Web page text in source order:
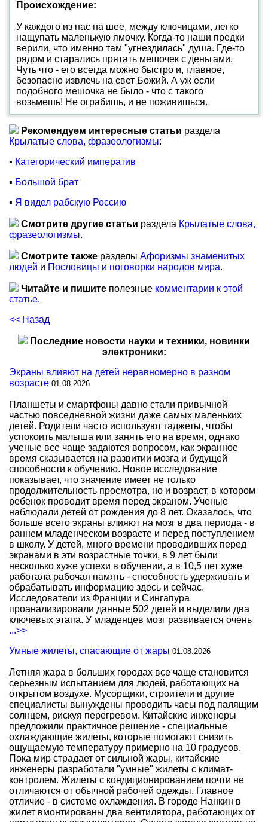
Происхождение:
У каждого из нас на шее, между ключицами, легко
нащупать маленькую ямочку. Когда-то наши предки
верили, что именно там "угнездилась" душа. Где-то
рядом и старались прятать мешочек с деньгами.
Чуть что - его всегда можно быстро и, главное,
безопасно извлечь на свет Божий. А уж если
подобного мешочка не было - что с такого
возьмешь! Не ограбишь, и не поживишься.
Рекомендуем интересные статьи раздела
Крылатые слова, фразеологизмы:
▪ Категорический императив
▪ Большой брат
▪ Я видел рабскую Россию
Смотрите другие статьи раздела Крылатые слова,
фразеологизмы.
Смотрите также разделы Афоризмы знаменитых
людей и Пословицы и поговорки народов мира.
Читайте и пишите полезные комментарии к этой
статье.
<< Назад
Последние новости науки и техники, новинки
электроники:
Экраны влияют на детей неравномерно в разном
возрасте 01.08.2026
Планшеты и смартфоны давно стали привычной
частью повседневной жизни даже самых маленьких
детей. Родители часто используют гаджеты, чтобы
успокоить малыша или занять его на время, однако
ученые все чаще задаются вопросом, как экранное
время сказывается на развитии мозга и будущей
способности к обучению. Новое исследование
показывает, что значение имеет не только
продолжительность просмотра, но и возраст, в котором
ребенок проводит время перед экраном. Ученые
наблюдали детей от рождения до 8 лет. Оказалось, что
больше всего экраны влияют на мозг в два периода - в
раннем младенческом возрасте и перед поступлением
в школу. У детей, много времени проводивших перед
экранами в эти возрастные точки, в 9 лет были
несколько хуже успехи в обучении, а в 10,5 лет хуже
работала рабочая память - способность удерживать и
обрабатывать информацию здесь и сейчас.
Исследователи из Франции и Сингапура
проанализировали данные 502 детей и выделили два
ключевых этапа. У младенцев мозг развивается очень
...>>
Умные жилеты, спасающие от жары 01.08.2026
Летняя жара в больших городах все чаще становится
серьезным испытанием для людей, работающих на
открытом воздухе. Мусорщики, строители и другие
специалисты вынуждены проводить часы под палящим
солнцем, рискуя перегревом. Китайские инженеры
предложили практичное решение - специальные
охлаждающие жилеты, которые помогают снизить
ощущаемую температуру примерно на 10 градусов.
Пока мир страдает от сильной жары, китайские
инженеры разработали "умные" жилеты с климат-
контролем. Жилеты с кондиционированием почти не
отличаются от обычной рабочей одежды. Главное
отличие - в системе охлаждения. В городе Нанкин в
жилет вмонтированы два вентилятора, работающих от